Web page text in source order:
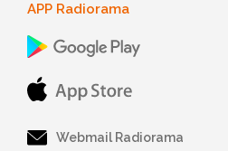
APP Radiorama
Webmail Radiorama